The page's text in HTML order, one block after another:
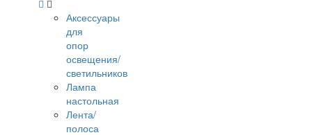
Аксессуары
для
опор
освещения/
светильников
Лампа
настольная
Лента/
полоса